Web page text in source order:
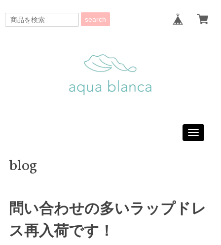
search
Toggle
blog
問い合わせの多いラップドレ
ス再入荷です！